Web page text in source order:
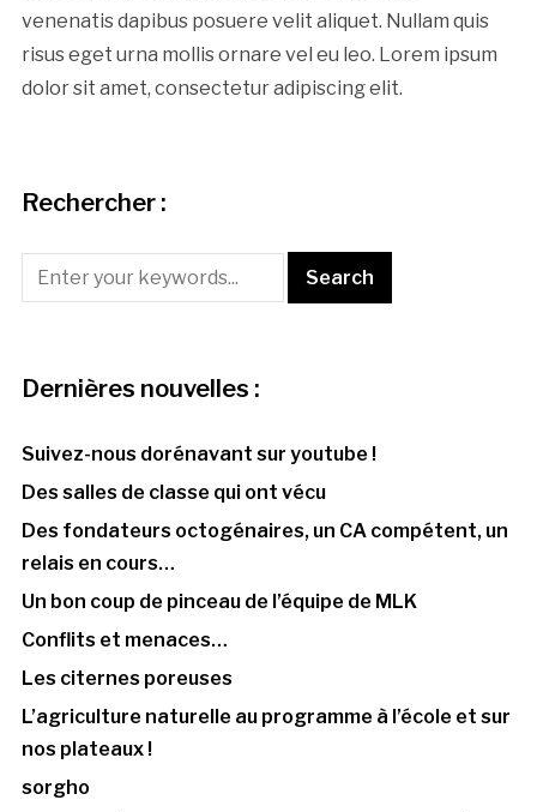
venenatis dapibus posuere velit aliquet. Nullam quis
risus eget urna mollis ornare vel eu leo. Lorem ipsum
dolor sit amet, consectetur adipiscing elit.
Rechercher :
Dernières nouvelles :
Suivez-nous dorénavant sur youtube !
Des salles de classe qui ont vécu
Des fondateurs octogénaires, un CA compétent, un
relais en cours…
Un bon coup de pinceau de l’équipe de MLK
Conflits et menaces…
Les citernes poreuses
L’agriculture naturelle au programme à l’école et sur
nos plateaux !
sorgho